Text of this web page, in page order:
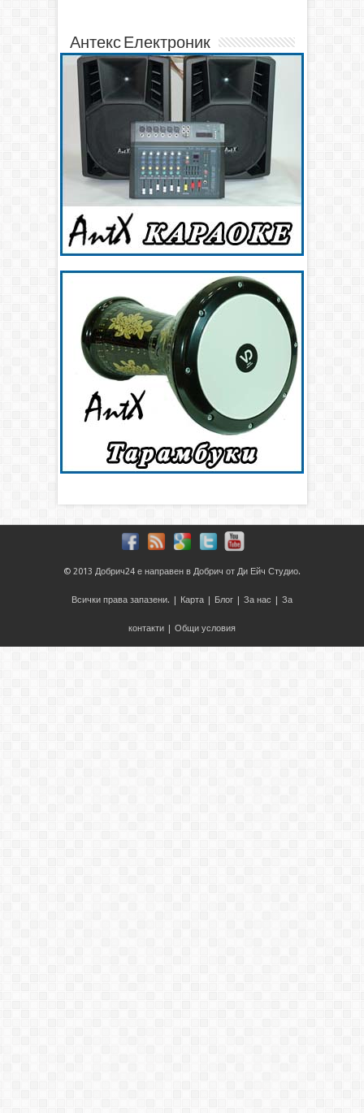
Антекс Електроник
© 2013 Добрич24 е направен в Добрич от Ди Ейч Студио.
Всички права запазени. | Карта Блог За нас За
контакти Общи условия